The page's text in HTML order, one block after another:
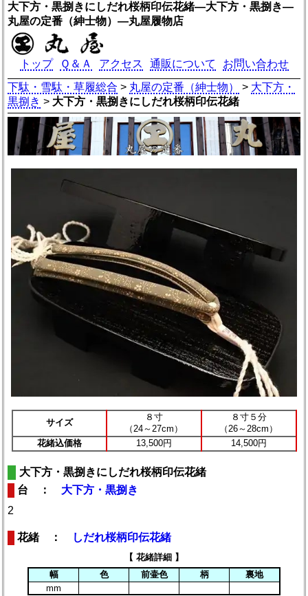
大下方・黒捌きにしだれ桜柄印伝花緒―大下方・黒捌き―
丸屋の定番（紳士物）―丸屋履物店
トップ Ｑ＆Ａ アクセス 通販について
お問い合わせ
下駄・雪駄・草履総合 > 丸屋の定番（紳士物） > 大下方・
黒捌き > 大下方・黒捌きにしだれ桜柄印伝花緒
サイズ
８寸
（24～27cm）
８寸５分
（26～28cm）
花緒込価格
13,500円 14,500円
大下方・黒捌きにしだれ桜柄印伝花緒
台 ： 大下方・黒捌き
2
花緒 ： しだれ桜柄印伝花緒
【 花緒詳細 】
幅
色 前壷色 柄
裏地
mm